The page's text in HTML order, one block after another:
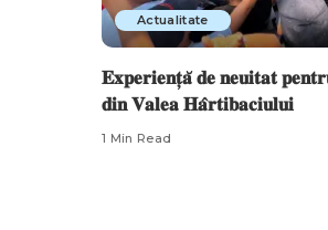
Actualitate
𝐄𝐱𝐩𝐞𝐫𝐢𝐞𝐧𝐭̦𝐚̆ 𝐝𝐞 𝐧𝐞𝐮𝐢𝐭𝐚𝐭
𝐝𝐢𝐧 𝐕𝐚𝐥𝐞𝐚 𝐇𝐚̂𝐫𝐭𝐢𝐛𝐚𝐜𝐢𝐮𝐥𝐮𝐢
1 Min Read